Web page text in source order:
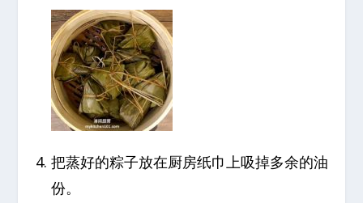
把蒸好的粽子放在厨房纸巾上吸掉多余的油
份。